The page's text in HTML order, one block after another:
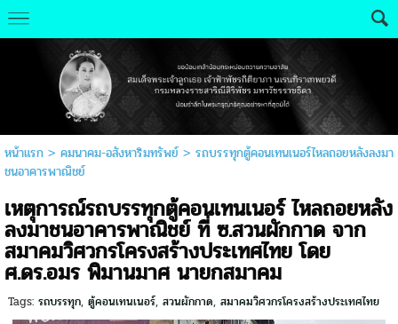
หน้าแรก> คมนาคม-อสังหาริมทรัพย์> รถบรรทุกตู้คอนเทนเนอร์ไหลถอยหลังลงมา
ชนอาคารพาณิชย์
เหตุการณ์รถบรรทุกตู้คอนเทนเนอร์ ไหลถอยหลัง
ลงมาชนอาคารพาณิชย์ ที่ ซ.สวนผักกาด จาก
สมาคมวิศวกรโครงสร้างประเทศไทย โดย
ศ.ดร.อมร พิมานมาศ นายกสมาคม
Tags: รถบรรทุก, ตู้คอนเทนเนอร์, สวนผักกาด, สมาคมวิศวกรโครงสร้างประเทศไทย